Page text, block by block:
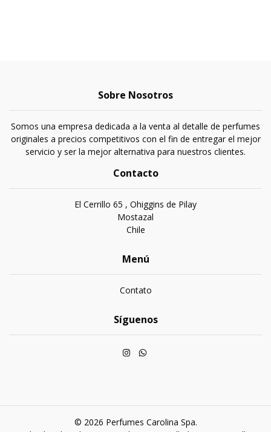
Sobre Nosotros
Somos una empresa dedicada a la venta al detalle de perfumes
originales a precios competitivos con el fin de entregar el mejor
servicio y ser la mejor alternativa para nuestros clientes.
Contacto
El Cerrillo 65 , Ohiggins de Pilay
Mostazal
Chile
Menú
Contato
Síguenos
© 2026 Perfumes Carolina Spa.